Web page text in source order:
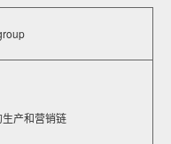
产和营销链